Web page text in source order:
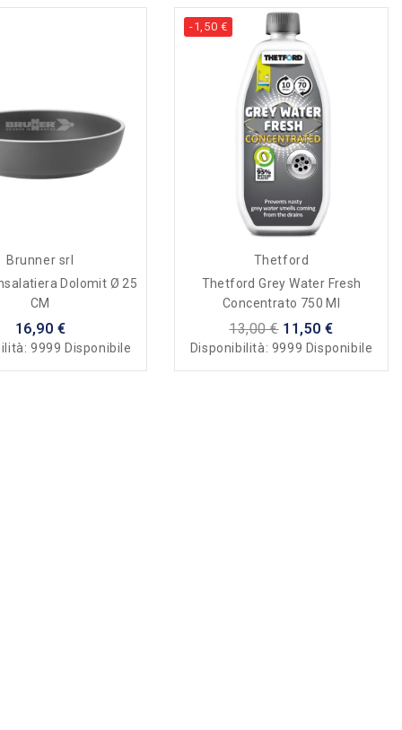
Brunner srl
Dolomit Ø 25
CM
16,90 €
9999 Disponibile
-1,50 €
Thetford
Thetford Grey Water Fresh
Concentrato 750 Ml
13,00 € 11,50 €
Disponibilità: 9999 Disponibile